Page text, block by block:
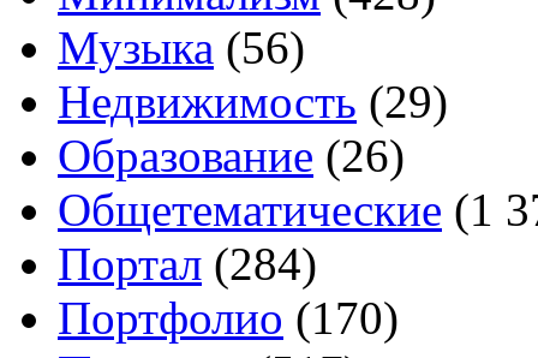
Музыка (56)
Недвижимость (29)
Образование (26)
Общетематические (1
Портал (284)
Портфолио (170)